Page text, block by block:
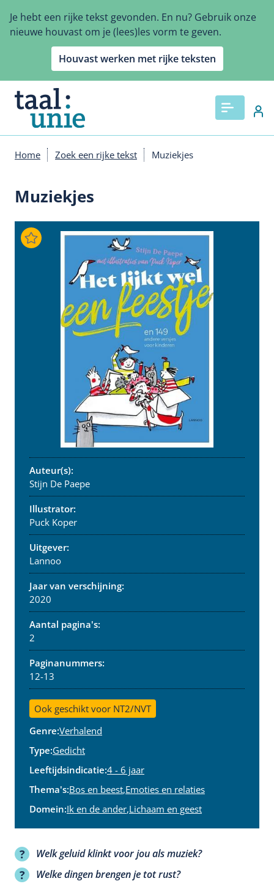
en
naar
gaan
Je hebt een rijke tekst gevonden. En nu? Gebruik onze
nieuwe houvast om je (lees)les vorm te geven.
Houvast werken met rijke teksten
Home Zoek een rijke tekst Muziekjes
Muziekjes
Auteur(s):
Stijn De Paepe
Illustrator:
Puck Koper
Uitgever:
Lannoo
Jaar van verschijning:
2020
Aantal pagina's:
2
Paginanummers:
12-13
Ook geschikt voor NT2/NVT
Genre:Verhalend
Type:Gedicht
Leeftijdsindicatie:4 - 6 jaar
Thema's:Bos en beest,Emoties en relaties
Domein:Ik en de ander,Lichaam en geest
Welk geluid klinkt voor jou als muziek?
Welke dingen brengen je tot rust?